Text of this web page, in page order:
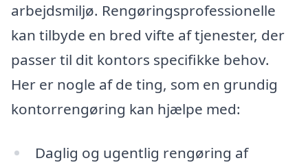
arbejdsmiljø. Rengøringsprofessionelle
kan tilbyde en bred vifte af tjenester, der
passer til dit kontors specifikke behov.
Her er nogle af de ting, som en grundig
kontorrengøring kan hjælpe med:
Daglig og ugentlig rengøring af